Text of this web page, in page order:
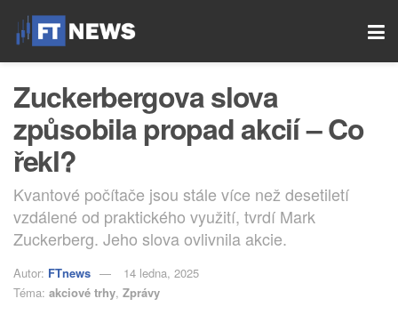
Zuckerbergova slova
způsobila propad akcií – Co
řekl?
Kvantové počítače jsou stále více než desetiletí
vzdálené od praktického využití, tvrdí Mark
Zuckerberg. Jeho slova ovlivnila akcie.
Autor: FTnews
14 ledna, 2025
Téma: akciové trhy, Zprávy